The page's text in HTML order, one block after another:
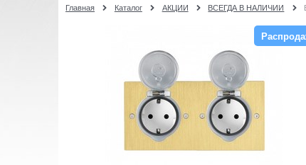
Главная Каталог АКЦИИ ВСЕГДА В НАЛИЧИИ